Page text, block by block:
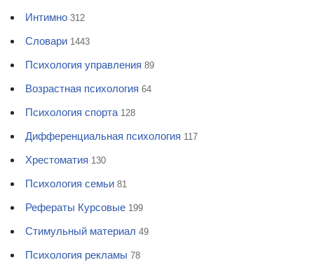
Интимно 312
Словари 1443
Психология управления 89
Возрастная психология 64
Психология спорта 128
Дифференциальная психология 117
Хрестоматия 130
Психология семьи 81
Рефераты Курсовые 199
Стимульный материал 49
Психология рекламы 78